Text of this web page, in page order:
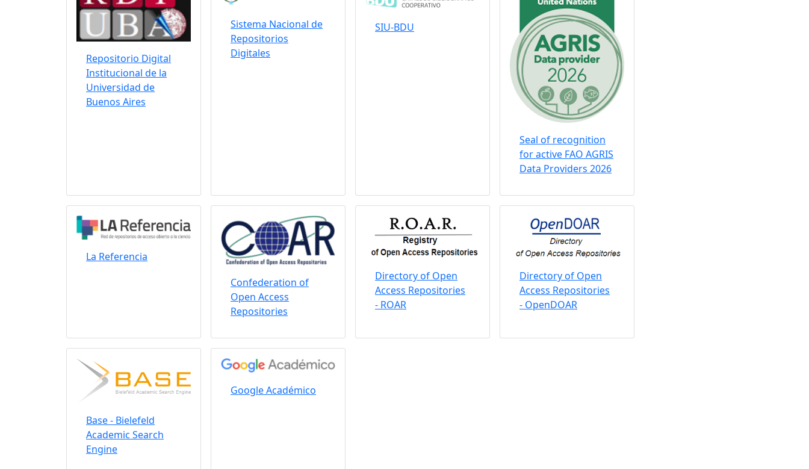
Repositorio Digital
Institucional de la
Universidad de
Buenos Aires
Sistema Nacional de
Repositorios
Digitales
SIU-BDU
Seal of recognition
for active FAO AGRIS
Data Providers 2026
La Referencia
Confederation of
Open Access
Repositories
Directory of Open
Access Repositories
- ROAR
Directory of Open
Access Repositories
- OpenDOAR
Base - Bielefeld
Academic Search
Engine
Google Académico